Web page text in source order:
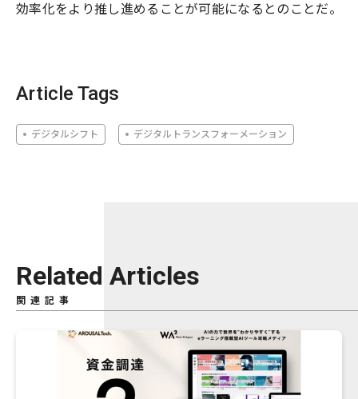
効率化をより推し進めることが可能になるとのことだ。
Article Tags
デジタルシフト デジタルトランスフォーメーション
Related Articles
関連記事